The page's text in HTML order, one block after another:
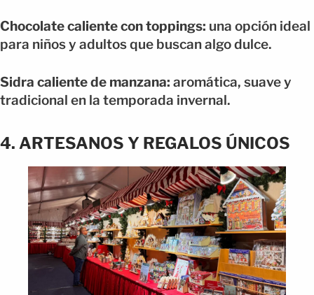
Chocolate caliente con toppings: una opción ideal
para niños y adultos que buscan algo dulce.
Sidra caliente de manzana: aromática, suave y
tradicional en la temporada invernal.
4. ARTESANOS Y REGALOS ÚNICOS